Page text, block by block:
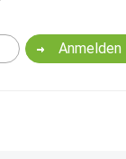
Anmelden